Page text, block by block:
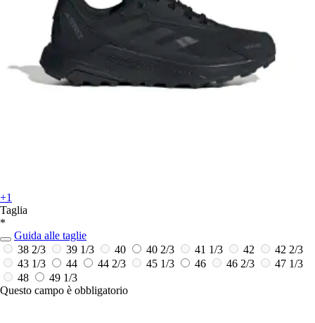
+1
Taglia
*
Guida alle taglie
38 2/3
39 1/3 40 40 2/3 41 1/3 42
42 2/3
43 1/3
44 44 2/3 45 1/3 46 46 2/3
47 1/3
48
49 1/3
Questo campo è obbligatorio